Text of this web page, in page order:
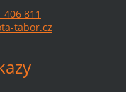
406 811
tabor.cz